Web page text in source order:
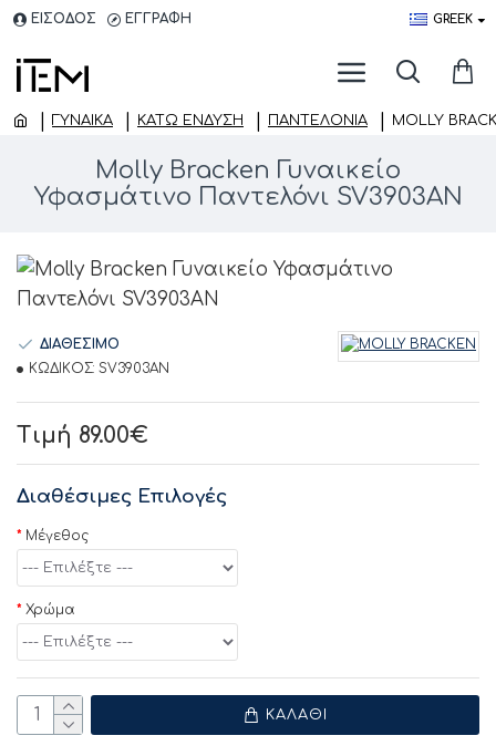
ΕΙΣΟΔΟΣ ΕΓΓΡΑΦΗ GREEK
ΓΥΝΑΙΚΑ ΚΆΤΩ ΈΝΔΥΣΗ ΠΑΝΤΕΛΌΝΙΑ MOLLY
Molly Bracken Γυναικείο
Υφασμάτινο Παντελόνι SV3903AN
Τιμή 89.00€
ΔΙΑΘΕΣΙΜΟ
ΚΩΔΙΚΟΣ: SV3903AN
Διαθέσιμες Επιλογές
Μέγεθος
Χρώμα
ΚΑΛΆΘΙ